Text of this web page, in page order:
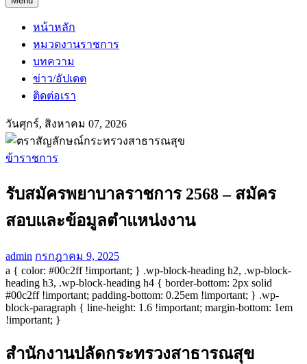
หน้าหลัก
หมวดงานราชการ
บทความ
ข่าว/อัปเดต
ติดต่อเรา
วันศุกร์, สิงหาคม 07, 2026
ข้าราชการ
รับสมัครพยาบาลราชการ 2568 – สมัคร
สอบและข้อมูลตำแหน่งงาน
admin กรกฎาคม 9, 2025
a { color: #00c2ff !important; } .wp-block-heading h2, .wp-block-
heading h3, .wp-block-heading h4 { border-bottom: 2px solid
#00c2ff !important; padding-bottom: 0.25em !important; } .wp-
block-paragraph { line-height: 1.6 !important; margin-bottom: 1em
!important; }
สำนักงานปลัดกระทรวงสาธารณสุข